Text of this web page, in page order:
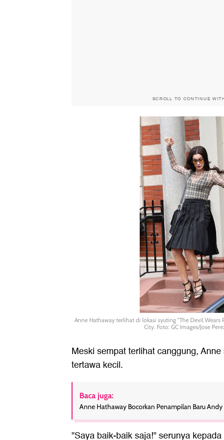
SCROLL TO CONTINUE
Anne Hathaway terlihat di lokasi syuting "The Devil Wears
City. Foto: GC Images/Jose
Meski sempat terlihat canggung,
tertawa kecil.
Baca juga:
Anne Hathaway Bocorkan Penampilan Baru Andy
"Saya baik-baik saja!" serunya